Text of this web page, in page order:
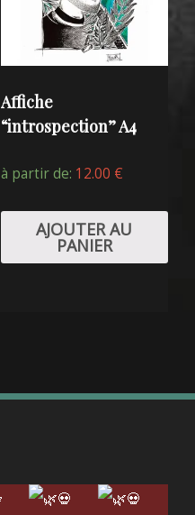
Affiche
“introspection” A4
à partir de: 12.00 €
AJOUTER AU
PANIER